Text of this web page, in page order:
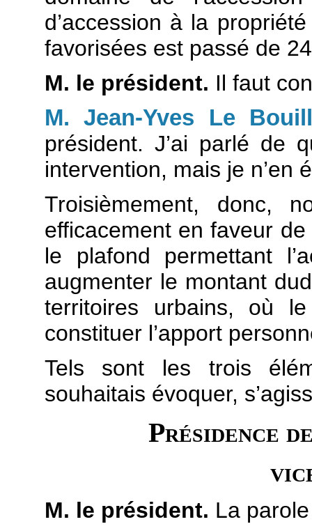
d’accession à la
favorisées est passé de
M. le président. Il faut
M. Jean-Yves Le
président. J’ai parlé de
intervention, mais je n’en
Troisièmement, donc,
efficacement en faveur
le plafond permettant
augmenter le montant
territoires urbains, où
constituer l’apport
Tels sont les trois
souhaitais évoquer,
Présidence
M. le président. La